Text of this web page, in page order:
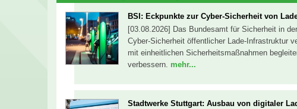
BSI: Eckpunkte zur Cyber-Sicherheit von
[03.08.2026] Das Bundesamt für Sicherheit in
Cyber-Sicherheit öffentlicher Lade-Infrastruktur
mit einheitlichen Sicherheitsmaßnahmen
verbessern. mehr...
Stadtwerke Stuttgart: Ausbau von digitaler